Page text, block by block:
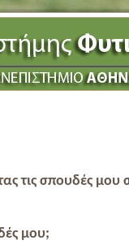
τις σπουδές
μου;